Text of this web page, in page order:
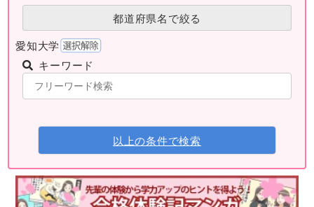
都道府県名で絞る
愛知大学
キーワード
以上の条件で検索